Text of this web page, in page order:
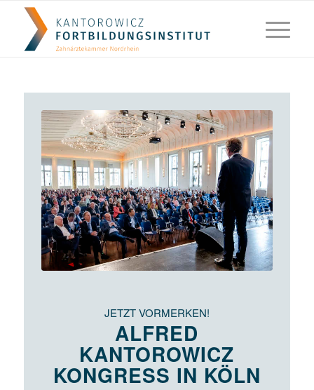
JETZT VORMERKEN!
ALFRED
KANTOROWICZ
KONGRESS IN KÖLN